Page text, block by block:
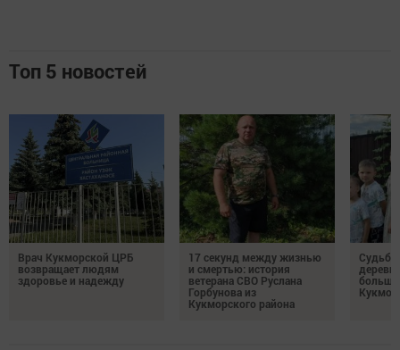
Топ 5 новостей
Врач Кукморской ЦРБ
возвращает людям
здоровье и надежду
17 секунд между жизнью
и смертью: история
ветерана СВО Руслана
Горбунова из
Кукморского района
Судьба